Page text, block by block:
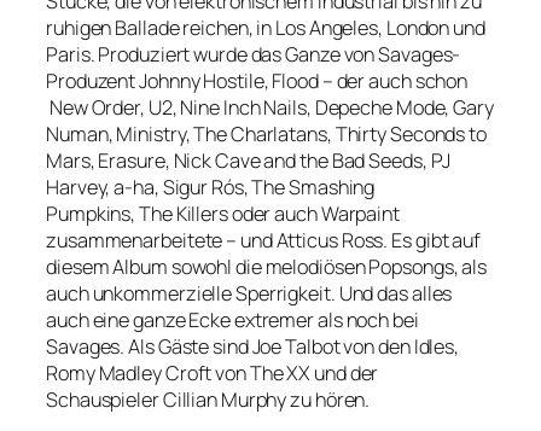
ruhigen Ballade reichen, in Los Angeles, London und
Paris. Produziert wurde das Ganze von Savages-
Produzent Johnny Hostile, Flood – der auch schon
New Order, U2, Nine Inch Nails, Depeche Mode, Gary
Numan, Ministry, The Charlatans, Thirty Seconds to
Mars, Erasure, Nick Cave and the Bad Seeds, PJ
Harvey, a-ha, Sigur Rós, The Smashing
Pumpkins, The Killers oder auch Warpaint
zusammenarbeitete – und Atticus Ross. Es gibt auf
diesem Album sowohl die melodiösen Popsongs, als
auch unkommerzielle Sperrigkeit. Und das alles
auch eine ganze Ecke extremer als noch bei
Savages. Als Gäste sind Joe Talbot von den Idles,
Romy Madley Croft von The XX und der
Schauspieler Cillian Murphy zu hören.